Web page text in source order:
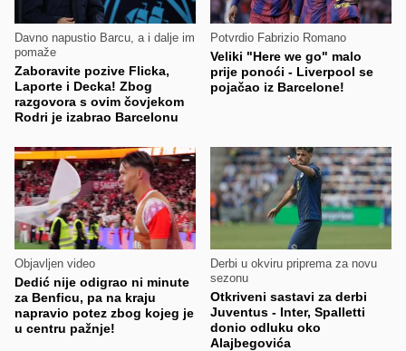
Davno napustio Barcu, a i dalje im
pomaže
Zaboravite pozive Flicka,
Laporte i Decka! Zbog
razgovora s ovim čovjekom
Rodri je izabrao Barcelonu
Potvrdio Fabrizio Romano
Veliki "Here we go" malo
prije ponoći - Liverpool se
pojačao iz Barcelone!
Objavljen video
Dedić nije odigrao ni minute
za Benficu, pa na kraju
napravio potez zbog kojeg je
u centru pažnje!
Derbi u okviru priprema za novu
sezonu
Otkriveni sastavi za derbi
Juventus - Inter, Spalletti
donio odluku oko
Alajbegovića